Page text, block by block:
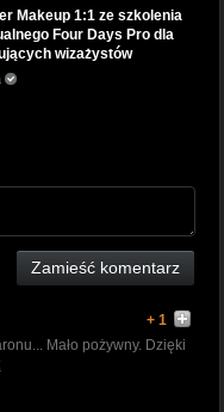
Makeup 1:1 ze szkolenia
Four Days Pro dla
wizażystów
Zamieść komentarz
+ 1
Mało pożywny. Dzięki